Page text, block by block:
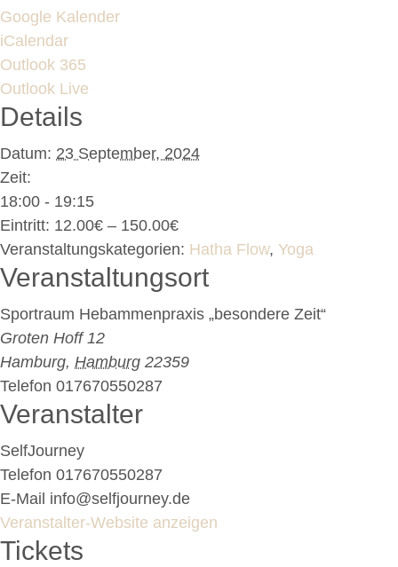
Google Kalender
iCalendar
Outlook 365
Outlook Live
Details
Datum: 23 September, 2024
Zeit:
18:00 - 19:15
Eintritt: 12.00€ – 150.00€
Veranstaltungskategorien: Hatha Flow, Yoga
Veranstaltungsort
Sportraum Hebammenpraxis „besondere Zeit“
Groten Hoff 12
Hamburg, Hamburg 22359
Telefon 017670550287
Veranstalter
SelfJourney
Telefon 017670550287
E-Mail info@selfjourney.de
Veranstalter-Website anzeigen
Tickets